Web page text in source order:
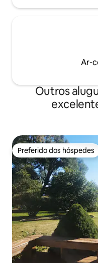
Ar-
Outros
Preferido dos hóspedes
Preferido dos hóspedes